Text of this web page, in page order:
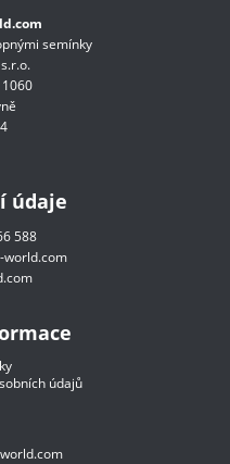
semínky
údaje
588
world.com
údajů